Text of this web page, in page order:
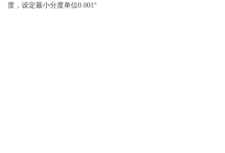
度，设定最小分度单位0.001°